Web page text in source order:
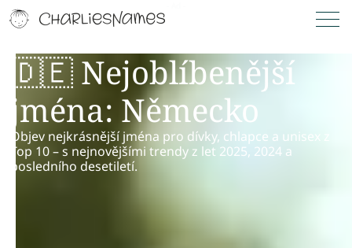
🇩🇪 Nejoblíbenější
jména: Německo
Objev nejkrásnější jména pro dívky, chlapce a unisex z
Top 10 – s nejnovějšími trendy z let 2025, 2024 a
posledního desetiletí.